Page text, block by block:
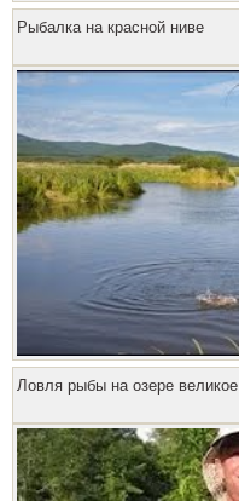
Рыбалка на красной ниве
Ловля рыбы на озере великое